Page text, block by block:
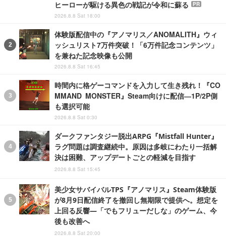
ヒーローが駆ける異色の戦記が令和に蘇る
PR
2026.8.8 Sat 18:00
体験版配信中の『アノマリス／ANOMALITH』ウィ
ッシュリスト7万件突破！「6万件記念コンテンツ」
を兼ねた記念映像も公開
2026.8.8 Sat 16:45
時間内に格ゲーコマンドを入力して生き残れ！『CO
MMAND MONSTER』Steam向けに配信―1P/2P側
も選択可能
2026.8.8 Sat 0:30
ダークファンタジー脱出ARPG『Mistfall Hunter』
ラグ問題は調査継続中。原因は多岐にわたり一括解
決は困難、アップデートごとの軽減を目指す
2026.8.8 Sat 15:45
美少女サバイバルTPS『アノマリス』Steam体験版
が8月9日配信終了を撤回し無期限で提供へ。想定を
上回る反響―「でもフリューだしな」のゲーム、今
後も改善へ
2026.8.8 Sat 20:00